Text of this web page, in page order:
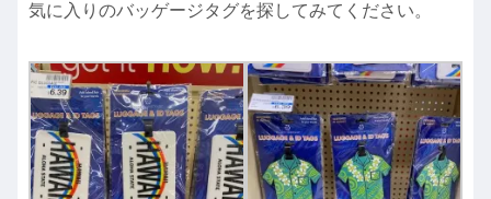
気に入りのバッゲージタグを探してみてください。